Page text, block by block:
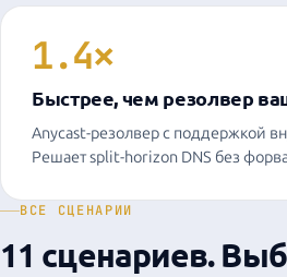
1.4×
Быстрее, чем резолвер
Anycast-резолвер с поддержкой
Решает split-horizon DNS без
ВСЕ СЦЕНАРИИ
11 сценариев.